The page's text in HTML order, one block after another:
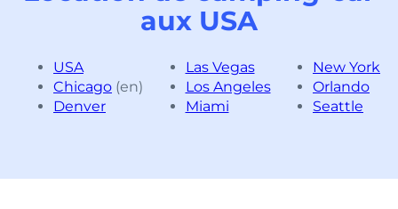
aux USA
USA
Chicago (en)
Denver
Las Vegas
Los Angeles
Miami
New York
Orlando
Seattle